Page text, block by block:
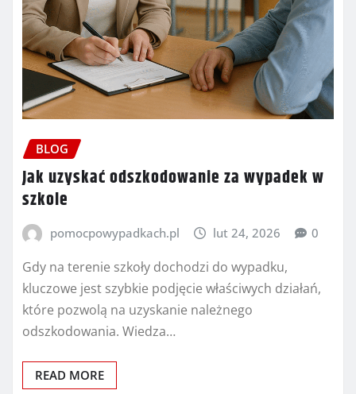
BLOG
Jak uzyskać odszkodowanie za wypadek w
szkole
pomocpowypadkach.pl lut 24, 2026 0
Gdy na terenie szkoły dochodzi do wypadku,
kluczowe jest szybkie podjęcie właściwych działań,
które pozwolą na uzyskanie należnego
odszkodowania. Wiedza…
READ MORE